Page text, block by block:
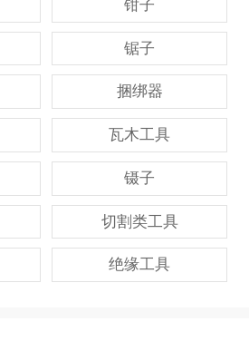
钳子
锯子
捆绑器
瓦木工具
镊子
切割类工具
绝缘工具